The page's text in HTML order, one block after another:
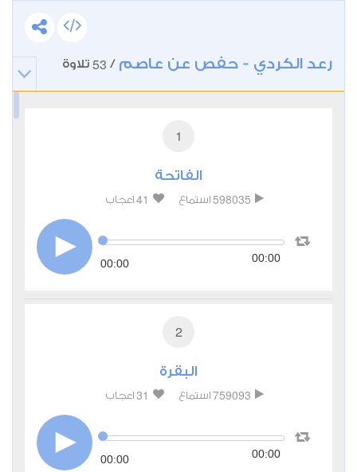
رعد الكردي - حفص عن عاصم /
53 تلاوة
1
الفاتحة
598035 استماع 41 اعجاب
00:00 00:00
2
البقرة
759093 استماع 31 اعجاب
00:00 00:00